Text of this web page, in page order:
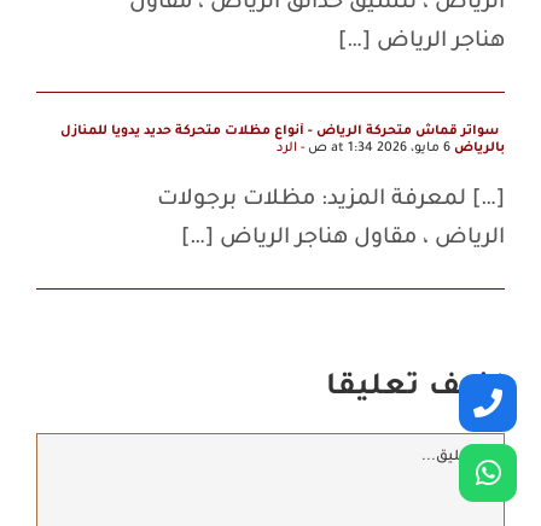
هناجر الرياض […]
سواتر قماش متحركة الرياض - أنواع مظلات متحركة حديد يدويا للمنازل
بالرياض
- الرد
[…] لمعرفة المزيد: مظلات برجولات
الرياض ، مقاول هناجر الرياض […]
اضف تعليقا
تعليق